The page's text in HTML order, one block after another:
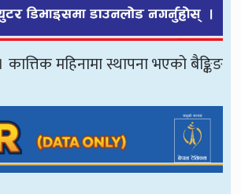
महिनामा स्थापना भएको बैङ्किङ